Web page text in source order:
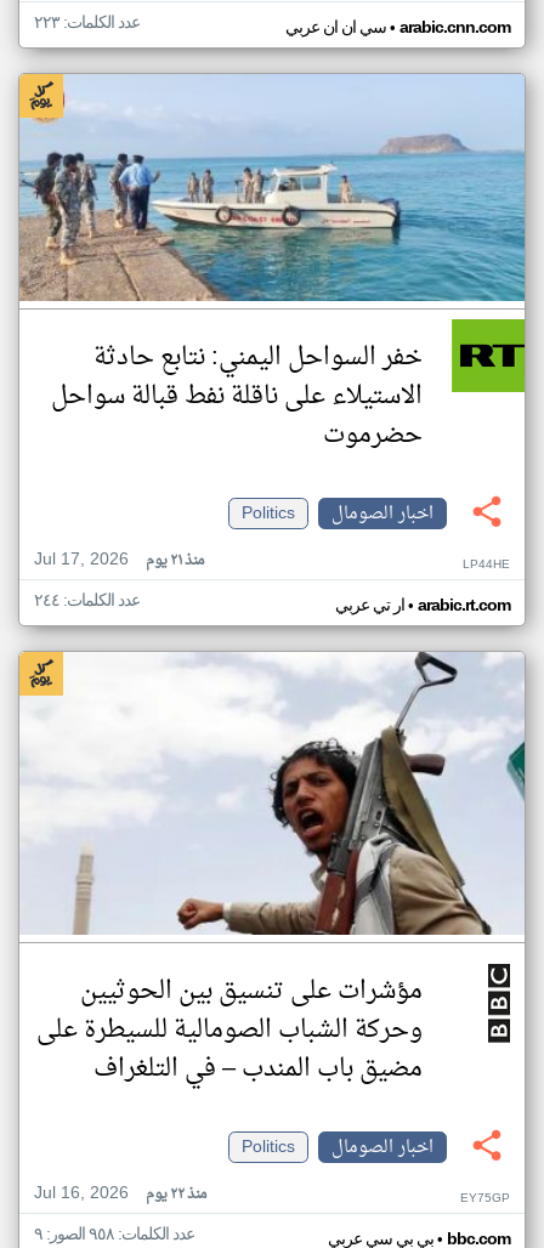
سي ان ان عربي• arabic.cnn.com عدد الكلمات: ٢٢٣
خفر السواحل اليمني: نتابع حادثة
الاستيلاء على ناقلة نفط قبالة سواحل
حضرموت
اخبار الصومال
Politics
Jul 17, 2026
منذ ٢١ يوم LP44HE
ار تي عربي• arabic.rt.com عدد الكلمات: ٢٤٤
مؤشرات على تنسيق بين الحوثيين
وحركة الشباب الصومالية للسيطرة على
مضيق باب المندب – في التلغراف
اخبار الصومال
Politics
Jul 16, 2026
منذ ٢٢ يوم EY75GP
بي بي سي عربي• bbc.com عدد الكلمات: ٩٥٨ الصور: ٩